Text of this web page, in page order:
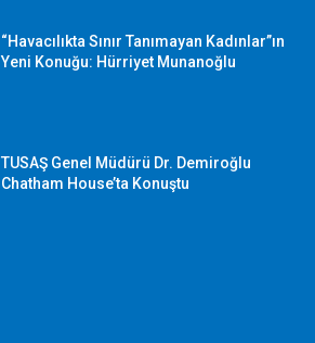
“Havacılıkta Sınır Tanımayan Kadınlar”ın
Yeni Konuğu: Hürriyet Munanoğlu
TUSAŞ Genel Müdürü Dr. Demiroğlu
Chatham House’ta Konuştu